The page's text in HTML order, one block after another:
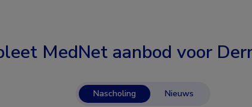
MedNet aanbod voor
Nascholing Nieuws